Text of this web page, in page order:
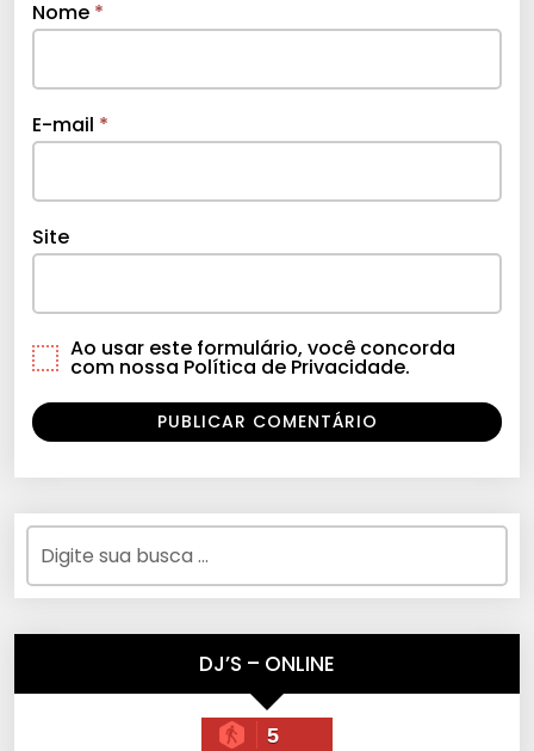
Nome *
E-mail *
Site
Ao usar este formulário, você concorda
com nossa Política de Privacidade.
DJ’S – ONLINE
5